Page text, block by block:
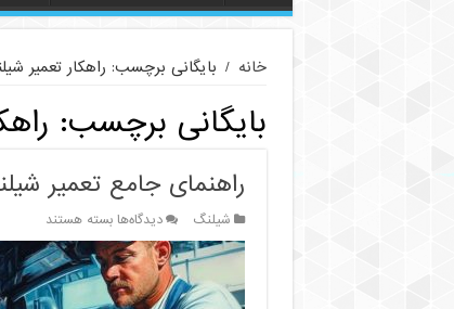
خانه / بایگانی برچسب: راهکار تعمیر
بایگانی برچسب:
راهنمای جامع تعمیر
شیلنگ دیدگاه‌هابرای
راهنمای
جامع
تعمیر
شیلنگ‌ها
بسته هستند